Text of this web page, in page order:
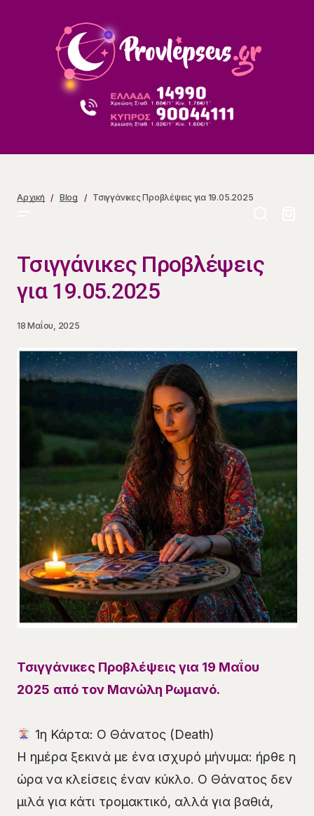
Αρχική Blog Τσιγγάνικες Προβλέψεις για 19.05.2025
Τσιγγάνικες Προβλέψεις
για 19.05.2025
18 Μαΐου, 2025
Τσιγγάνικες Προβλέψεις για 19 Μαΐου
2025 από τον Μανώλη Ρωμανό.
1η Κάρτα: Ο Θάνατος (Death)
Η ημέρα ξεκινά με ένα ισχυρό μήνυμα: ήρθε η
ώρα να κλείσεις έναν κύκλο. Ο Θάνατος δεν
μιλά για κάτι τρομακτικό, αλλά για βαθιά,